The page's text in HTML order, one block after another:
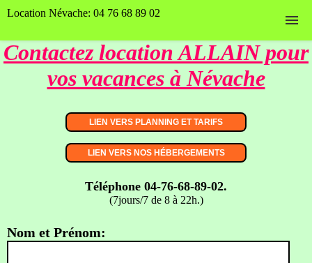
Location Névache: 04 76 68 89 02
Accueil
Nos hébergements
Planning et tarifs
Contactez location ALLAIN pour
vos vacances à Névache
Téléphone 04-76-68-89-02.
(7jours/7 de 8 à 22h.)
Nom et Prénom: